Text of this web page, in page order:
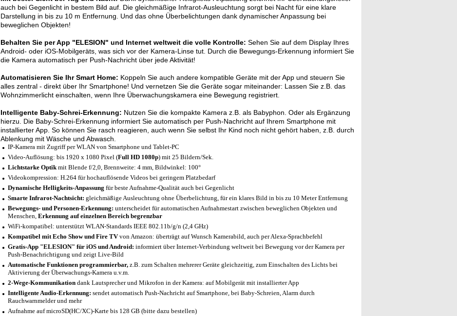
auch bei Gegenlicht in bestem Bild auf. Die gleichmäßige Infrarot-Ausleuchtung sorgt bei Nacht für eine klare
Darstellung in bis zu 10 m Entfernung. Und das ohne Überbelichtungen dank dynamischer Anpassung bei
beweglichen Objekten!
Behalten Sie per App "ELESION" und Internet weltweit die volle Kontrolle: Sehen Sie auf dem Display Ihres
Android- oder iOS-Mobilgeräts, was sich vor der Kamera-Linse tut. Durch die Bewegungs-Erkennung informiert Sie
die Kamera automatisch per Push-Nachricht über jede Aktivität!
Automatisieren Sie Ihr Smart Home: Koppeln Sie auch andere kompatible Geräte mit der App und steuern Sie
alles zentral - direkt über Ihr Smartphone! Und vernetzen Sie die Geräte sogar miteinander: Lassen Sie z.B. das
Wohnzimmerlicht einschalten, wenn Ihre Überwachungskamera eine Bewegung registriert.
Intelligente Baby-Schrei-Erkennung: Nutzen Sie die kompakte Kamera z.B. als Babyphon. Oder als Ergänzung
hierzu. Die Baby-Schrei-Erkennung informiert Sie automatisch per Push-Nachricht auf Ihrem Smartphone mit
installierter App. So können Sie rasch reagieren, auch wenn Sie selbst Ihr Kind noch nicht gehört haben, z.B. durch
Ablenkung mit Wäsche und Abwasch.
IP-Kamera mit Zugriff per WLAN von Smartphone und Tablet-PC
Video-Auflösung: bis 1920 x 1080 Pixel (Full HD 1080p) mit 25 Bildern/Sek.
Lichtstarke Optikmit Blende f/2,0, Brennweite: 4 mm, Bildwinkel: 100°
Videokompression: H.264 für hochauflösende Videos bei geringem Platzbedarf
Dynamische Helligkeits-Anpassung für beste Aufnahme-Qualität auch bei Gegenlicht
Smarte Infrarot-Nachtsicht: gleichmäßige Ausleuchtung ohne Überbelichtung, für ein klares Bild in bis zu 10 Meter Entfernung
Bewegungs- und Personen-Erkennung: unterscheidet für automatischen Aufnahmestart zwischen beweglichen Objekten und
Menschen, Erkennung auf einzelnen Bereich begrenzbar
WiFi-kompatibel: unterstützt WLAN-Standards IEEE 802.11b/g/n (2,4 GHz)
Kompatibel mit Echo Show und Fire TVvon Amazon: überträgt auf Wunsch Kamerabild, auch per Alexa-Sprachbefehl
Gratis-App "ELESION" für iOS und Android: informiert über Internet-Verbindung weltweit bei Bewegung vor der Kamera per
Push-Benachrichtigung und zeigt Live-Bild
Automatische Funktionen programmierbar, z.B. zum Schalten mehrerer Geräte gleichzeitig, zum Einschalten des Lichts bei
Aktivierung der Überwachungs-Kamera u.v.m.
2-Wege-Kommunikation dank Lautsprecher und Mikrofon in der Kamera: auf Mobilgerät mit installierter App
Intelligente Audio-Erkennung: sendet automatisch Push-Nachricht auf Smartphone, bei Baby-Schreien, Alarm durch
Rauchwarnmelder und mehr
Aufnahme auf microSD(HC/XC)-Karte bis 128 GB (bitte dazu bestellen)